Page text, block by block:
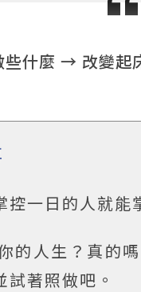
什麼 → 改變起
一日的人就能
的人生？真的
著照做吧。